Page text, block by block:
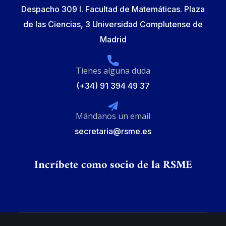
Despacho 309 I. Facultad de Matemáticas. Plaza
de las Ciencias, 3 Universidad Complutense de
Madrid
Tienes alguna duda
(+34) 91 394 49 37
Mándanos un email
secretaria@rsme.es
Incríbete como socio de la RSME